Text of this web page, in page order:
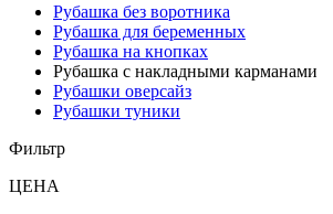
Рубашка без воротника
Рубашка для беременных
Рубашка на кнопках
Рубашка с накладными карманами
Рубашки оверсайз
Рубашки туники
Фильтр
ЦЕНА